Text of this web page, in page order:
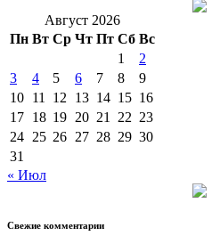
Август 2026
Пн Вт Ср Чт Пт Сб Вс
1
2
3
4 5 6 7 8
9
10 11 12 13 14 15 16
17 18 19 20 21 22 23
24 25 26 27 28 29 30
31
« Июл
Свежие комментарии